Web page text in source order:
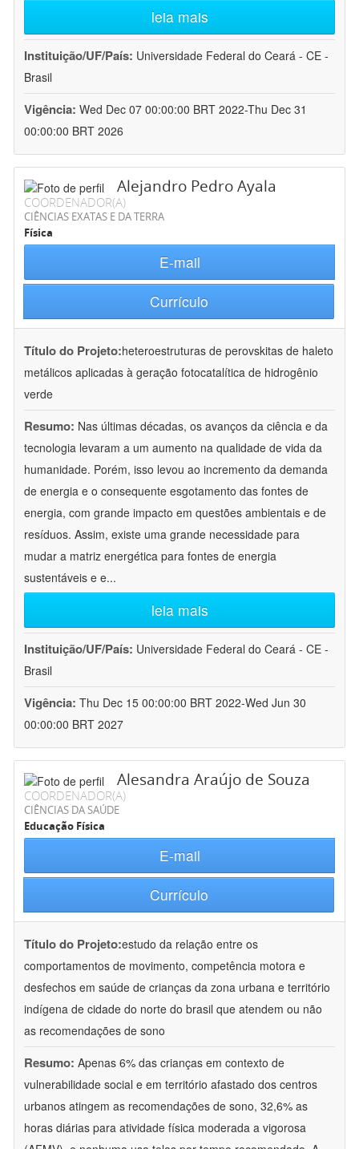
leia mais
Instituição/UF/País: Universidade Federal do Ceará - CE -
Brasil
Vigência: Wed Dec 07 00:00:00 BRT 2022-Thu Dec 31
00:00:00 BRT 2026
Alejandro Pedro Ayala
COORDENADOR(A)
CIÊNCIAS EXATAS E DA TERRA
Física
E-mail
Currículo
Título do Projeto:heteroestruturas de perovskitas de haleto
metálicos aplicadas à geração fotocatalítica de hidrogênio
verde
Resumo: Nas últimas décadas, os avanços da ciência e da
tecnologia levaram a um aumento na qualidade de vida da
humanidade. Porém, isso levou ao incremento da demanda
de energia e o consequente esgotamento das fontes de
energia, com grande impacto em questões ambientais e de
resíduos. Assim, existe uma grande necessidade para
mudar a matriz energética para fontes de energia
sustentáveis e e...
leia mais
Instituição/UF/País: Universidade Federal do Ceará - CE -
Brasil
Vigência: Thu Dec 15 00:00:00 BRT 2022-Wed Jun 30
00:00:00 BRT 2027
Alesandra Araújo de Souza
COORDENADOR(A)
CIÊNCIAS DA SAÚDE
Educação Física
E-mail
Currículo
Título do Projeto:estudo da relação entre os
comportamentos de movimento, competência motora e
desfechos em saúde de crianças da zona urbana e território
indígena de cidade do norte do brasil que atendem ou não
as recomendações de sono
Resumo: Apenas 6% das crianças em contexto de
vulnerabilidade social e em território afastado dos centros
urbanos atingem as recomendações de sono, 32,6% as
horas diárias para atividade física moderada a vigorosa